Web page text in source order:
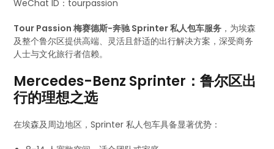
WeChat ID：tourpassion
Tour Passion 梅赛德斯-奔驰 Sprinter 私人包车服务 ，为埃森
及整个鲁尔区提供高端、灵活且舒适的出行解决方案，深受商务
人士与文化旅行者信赖。
Mercedes-Benz Sprinter：鲁尔区出
行的理想之选
在埃森及周边地区，Sprinter 私人包车具备显著优势：